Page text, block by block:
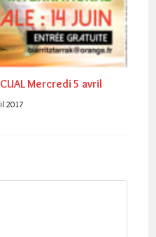
Mercredi 5 avril
2017